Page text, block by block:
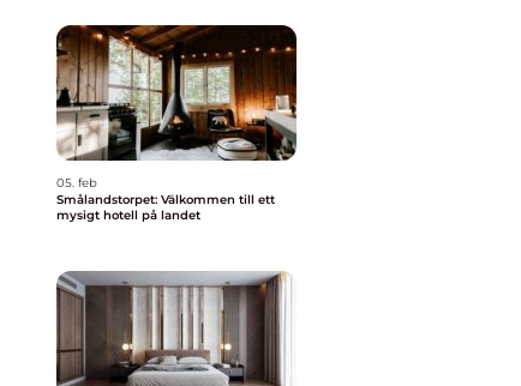
05. feb
Smålandstorpet: Välkommen till ett
mysigt hotell på landet